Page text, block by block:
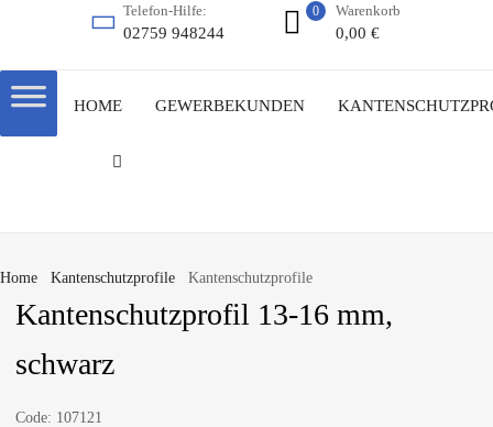
Telefon-Hilfe:
02759 948244
Warenkorb
0,00 €
0
HOME GEWERBEKUNDEN
Home Kantenschutzprofile Kantenschutzprofile
Kantenschutzprofil 13-16 mm,
schwarz
Code: 107121